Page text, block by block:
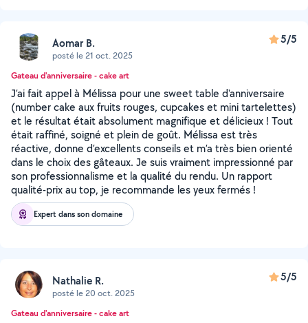
Aomar B.
posté le 21 oct. 2025
5/5
Gateau d'anniversaire - cake art
J’ai fait appel à Mélissa pour une sweet table d'anniversaire
(number cake aux fruits rouges, cupcakes et mini tartelettes)
et le résultat était absolument magnifique et délicieux ! Tout
était raffiné, soigné et plein de goût. Mélissa est très
réactive, donne d’excellents conseils et m’a très bien orienté
dans le choix des gâteaux. Je suis vraiment impressionné par
son professionnalisme et la qualité du rendu. Un rapport
qualité-prix au top, je recommande les yeux fermés !
Expert dans son domaine
Nathalie R.
posté le 20 oct. 2025
5/5
Gateau d'anniversaire - cake art